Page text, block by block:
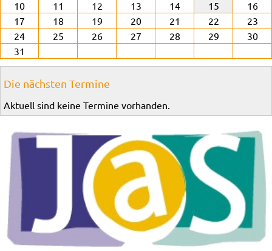
10
11 12 13 14 15
16
17
18 19 20 21 22
23
24
25 26 27 28 29
30
31
Die nächsten Termine
Aktuell sind keine Termine vorhanden.